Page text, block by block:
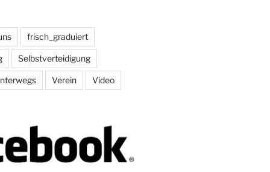
frisch_graduiert
Selbstverteidigung
Verein Video